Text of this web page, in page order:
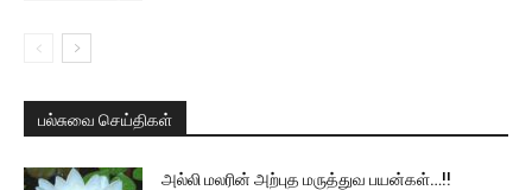
பல்சுவை செய்திகள்
அல்லி மலரின் அற்புத மருத்துவ பயன்கள்…!!